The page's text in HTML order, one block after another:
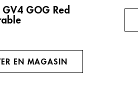
GOG Red
EN MAGASIN